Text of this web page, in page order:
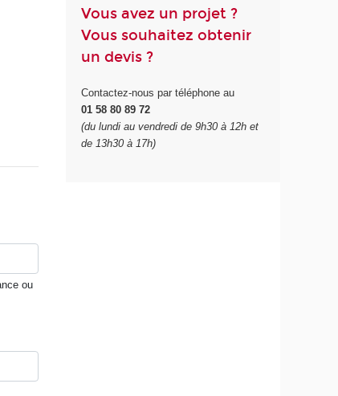
Vous avez un projet ?
Vous souhaitez obtenir
un devis ?
Contactez-nous par téléphone au
01 58 80 89 72
(du lundi au vendredi de 9h30 à 12h et
de 13h30 à 17h)